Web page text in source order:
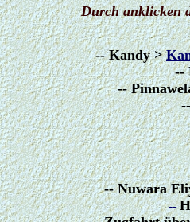
Durch anklicken
-- Kandy >
--
--
-- Nuwara
--